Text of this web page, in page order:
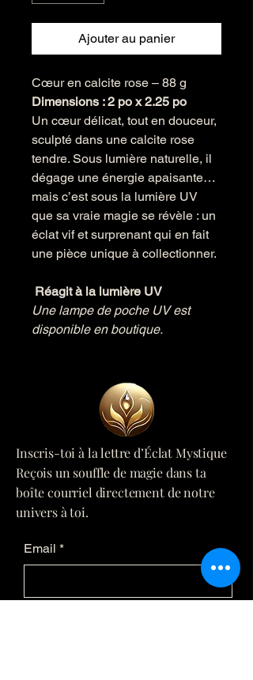
Ajouter au panier
Cœur en calcite rose – 88 g
Dimensions : 2 po x 2.25 po
Un cœur délicat, tout en douceur,
sculpté dans une calcite rose
tendre. Sous lumière naturelle, il
dégage une énergie apaisante…
mais c’est sous la lumière UV
que sa vraie magie se révèle : un
éclat vif et surprenant qui en fait
une pièce unique à collectionner.
Réagit à la lumière UV
Une lampe de poche UV est
disponible en boutique.
Inscris-toi à la lettre d’Éclat Mystique
Reçois un souffle de magie dans ta
boîte courriel directement de notre
univers à toi.
Email *